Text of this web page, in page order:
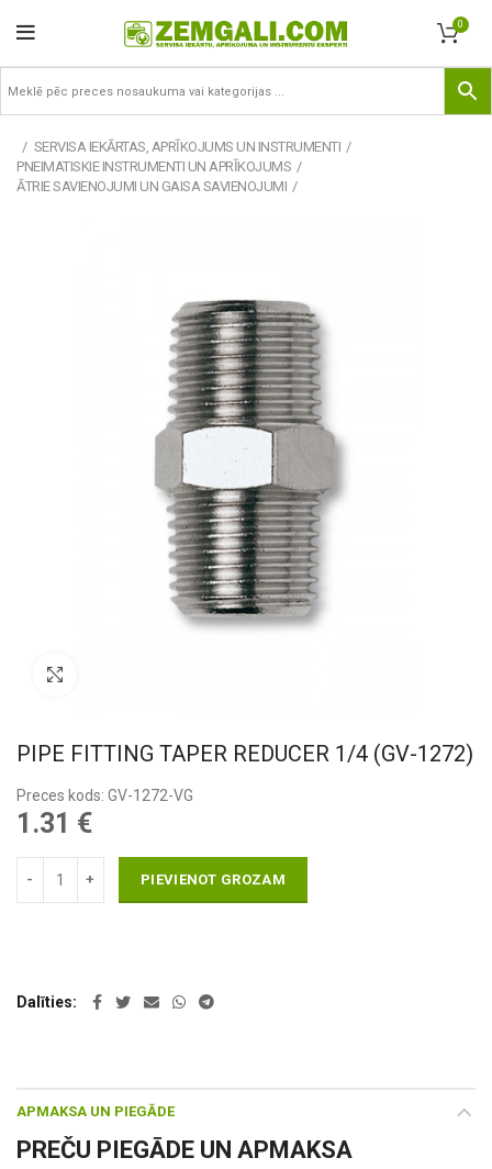
0
SERVISA IEKĀRTAS, APRĪKOJUMS UN INSTRUMENTI
PNEIMATISKIE INSTRUMENTI UN APRĪKOJUMS
ĀTRIE SAVIENOJUMI UN GAISA SAVIENOJUMI
PIPE FITTING TAPER REDUCER 1/4 (GV-1272)
Preces kods: GV-1272-VG
1.31 €
PIEVIENOT GROZAM
Dalīties
APMAKSA UN PIEGĀDE
PREČU PIEGĀDE UN APMAKSA